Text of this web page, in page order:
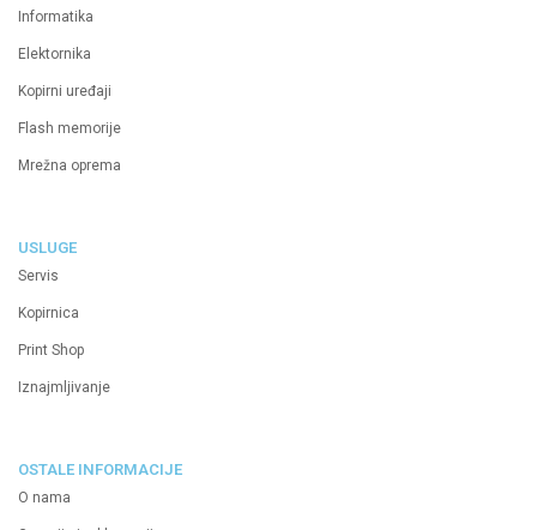
Informatika
Elektornika
Kopirni uređaji
Flash memorije
Mrežna oprema
USLUGE
Servis
Kopirnica
Print Shop
Iznajmljivanje
OSTALE INFORMACIJE
O nama